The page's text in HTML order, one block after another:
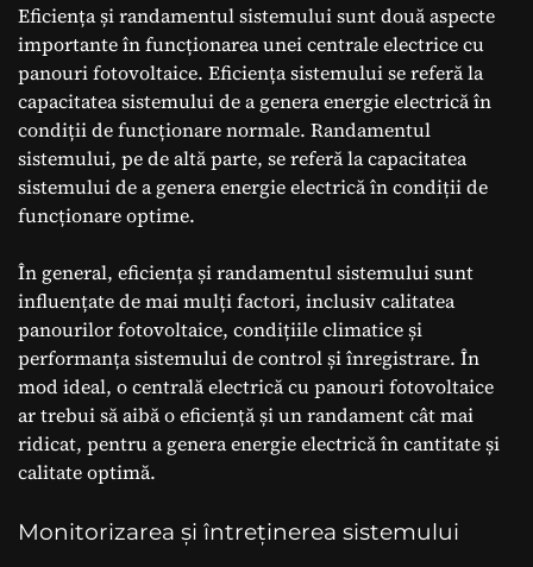
Eficiența și randamentul sistemului sunt două aspecte
importante în funcționarea unei centrale electrice cu
panouri fotovoltaice. Eficiența sistemului se referă la
capacitatea sistemului de a genera energie electrică în
condiții de funcționare normale. Randamentul
sistemului, pe de altă parte, se referă la capacitatea
sistemului de a genera energie electrică în condiții de
funcționare optime.
În general, eficiența și randamentul sistemului sunt
influențate de mai mulți factori, inclusiv calitatea
panourilor fotovoltaice, condițiile climatice și
performanța sistemului de control și înregistrare. În
mod ideal, o centrală electrică cu panouri fotovoltaice
ar trebui să aibă o eficiență și un randament cât mai
ridicat, pentru a genera energie electrică în cantitate și
calitate optimă.
Monitorizarea și întreținerea sistemului